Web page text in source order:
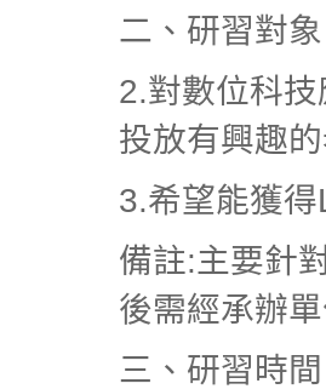
二、研習對
2.對數位科
投放有興趣
3.希望能獲
備註:主要針
後需經承辦
三、研習時